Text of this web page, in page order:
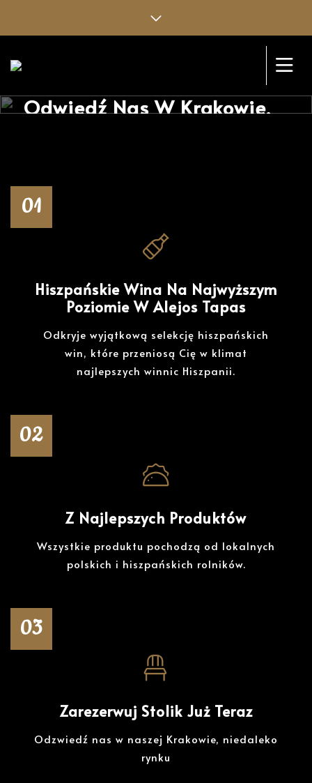
Odwiedź Nas W Krakowie,
01
Hiszpańskie Wina Na Najwyższym
Poziomie W Alejos Tapas
Odkryje wyjątkową selekcję hiszpańskich
win, które przeniosą Cię w klimat
najlepszych winnic Hiszpanii.
02
Z Najlepszych Produktów
Wszystkie produktu pochodzą od lokalnych
polskich i hiszpańskich rolników.
03
Zarezerwuj Stolik Już Teraz
Odzwiedź nas w naszej Krakowie, niedaleko
rynku